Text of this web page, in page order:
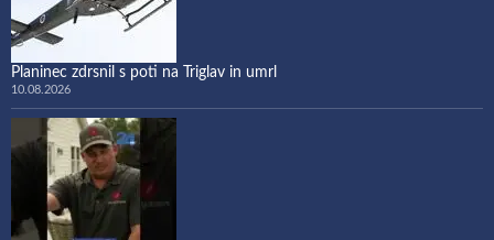
Planinec zdrsnil s poti na Triglav in umrl
10.08.2026